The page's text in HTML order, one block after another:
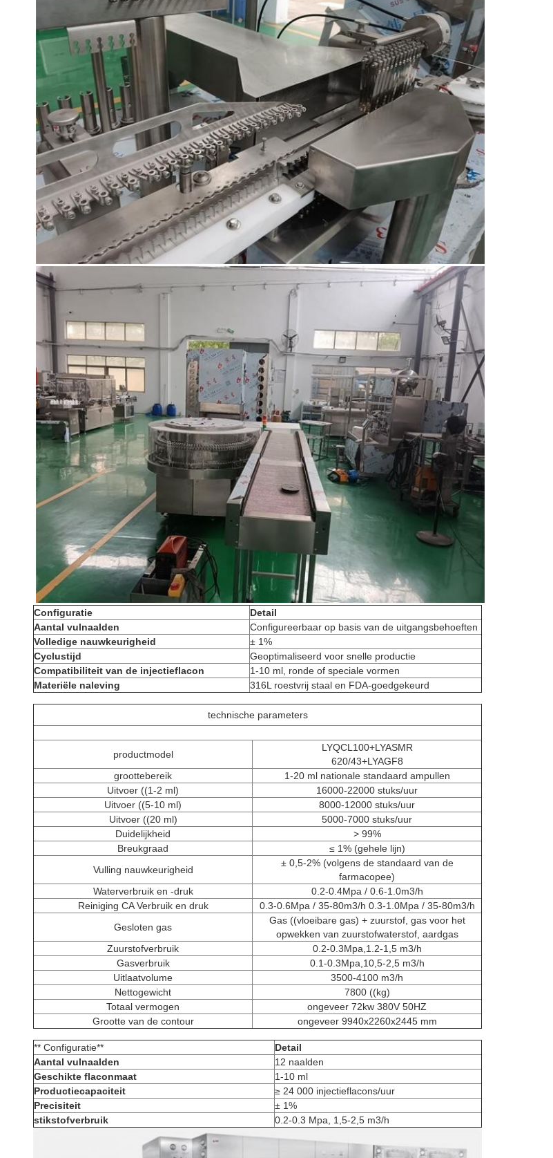
Configuratie
Detail
Aantal vulnaalden
Configureerbaar op basis van de uitgangsbehoeften
Volledige nauwkeurigheid
± 1%
Cyclustijd
Geoptimaliseerd voor snelle productie
Compatibiliteit van de injectieflacon
1-10 ml, ronde of speciale vormen
Materiële naleving
316L roestvrij staal en FDA-goedgekeurd
technische parameters
productmodel
LYQCL100+LYASMR
620/43+LYAGF8
groottebereik
1-20 ml nationale standaard ampullen
Uitvoer ((1-2 ml)
16000-22000 stuks/uur
Uitvoer ((5-10 ml)
8000-12000 stuks/uur
Uitvoer ((20 ml)
5000-7000 stuks/uur
Duidelijkheid
> 99%
Breukgraad
≤ 1% (gehele lijn)
Vulling nauwkeurigheid
± 0,5-2% (volgens de standaard van de
farmacopee)
Waterverbruik en -druk
0.2-0.4Mpa / 0.6-1.0m3/h
Reiniging CA Verbruik en druk
0.3-0.6Mpa / 35-80m3/h 0.3-1.0Mpa / 35-80m3/h
Gesloten gas
Gas ((vloeibare gas) + zuurstof, gas voor het
opwekken van zuurstofwaterstof, aardgas
Zuurstofverbruik
0.2-0.3Mpa,1.2-1,5 m3/h
Gasverbruik
0.1-0.3Mpa,10,5-2,5 m3/h
Uitlaatvolume
3500-4100 m3/h
Nettogewicht
7800 ((kg)
Totaal vermogen
ongeveer 72kw 380V 50HZ
Grootte van de contour
ongeveer 9940x2260x2445 mm
** Configuratie**
Detail
Aantal vulnaalden
12 naalden
Geschikte flaconmaat
1-10 ml
Productiecapaciteit
≥ 24 000 injectieflacons/uur
Precisiteit
± 1%
stikstofverbruik
0.2-0.3 Mpa, 1,5-2,5 m3/h